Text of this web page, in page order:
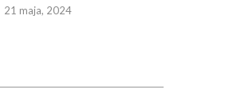
21 maja, 2024